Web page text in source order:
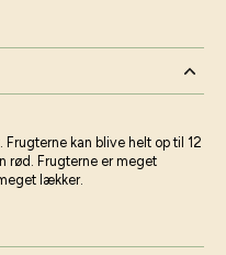
kan blive helt op til 12
rød. Frugterne er meget
lækker.